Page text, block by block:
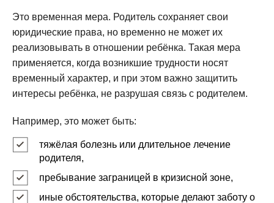
Это временная мера. Родитель сохраняет свои
юридические права, но временно не может их
реализовывать в отношении ребёнка. Такая мера
применяется, когда возникшие трудности носят
временный характер, и при этом важно защитить
интересы ребёнка, не разрушая связь с родителем.
Например, это может быть:
тяжёлая болезнь или длительное лечение
родителя,
пребывание заграницей в кризисной зоне,
иные обстоятельства, которые делают заботу о